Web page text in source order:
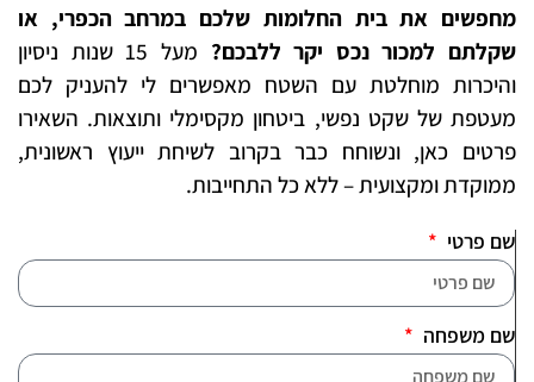
מחפשים את בית החלומות שלכם במרחב הכפרי, או
שקלתם למכור נכס יקר ללבכם?
מעל 15 שנות ניסיון
והיכרות מוחלטת עם השטח מאפשרים לי להעניק לכם
מעטפת של שקט נפשי, ביטחון מקסימלי ותוצאות. השאירו
פרטים כאן, ונשוחח כבר בקרוב לשיחת ייעוץ ראשונית,
ממוקדת ומקצועית – ללא כל התחייבות.
שם פרטי
שם משפחה